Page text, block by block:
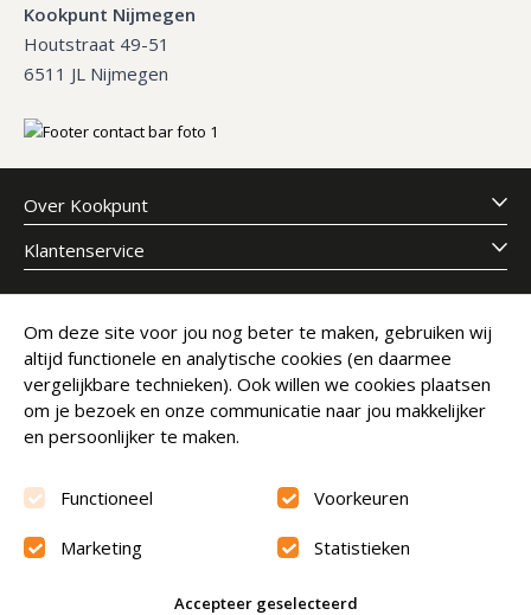
Kookpunt Nijmegen
Houtstraat 49-51
6511 JL Nijmegen
Over Kookpunt
Klantenservice
Meld je aan voor onze nieuwsbrief
E-mailadres
Abonneer
Beoordeling9.6
Om deze site voor jou nog beter te maken, gebruiken wij
altijd functionele en analytische cookies (en daarmee
vergelijkbare technieken). Ook willen we cookies plaatsen
om je bezoek en onze communicatie naar jou makkelijker
en persoonlijker te maken.
Functioneel Voorkeuren
Marketing Statistieken
Accepteer geselecteerd